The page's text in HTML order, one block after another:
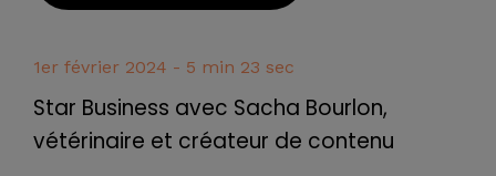
1er février 2024 - 5 min 23 sec
Star Business avec Sacha Bourlon,
vétérinaire et créateur de contenu